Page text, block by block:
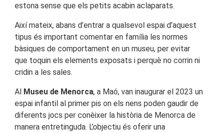
estona sense que els petits acabin aclaparats.
Així mateix, abans d’entrar a qualsevol espai d’aquest
tipus és important comentar en família les normes
bàsiques de comportament en un museu, per evitar
que toquin els elements exposats i perquè no corrin ni
cridin a les sales.
Al Museu de Menorca, a Maó, van inaugurar el 2023 un
espai infantil al primer pis on els nens poden gaudir de
diferents jocs per conèixer la història de Menorca de
manera entretinguda. L’objectiu és oferir una